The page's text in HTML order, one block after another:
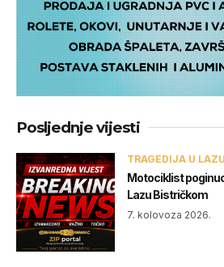
Posljednje vijesti
TRAGEDIJA U
Motociklist
Lazu Bistričkom
7. kolovoza 2026.